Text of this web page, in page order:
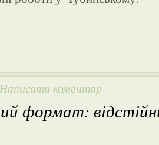
Написати коментар
формат: